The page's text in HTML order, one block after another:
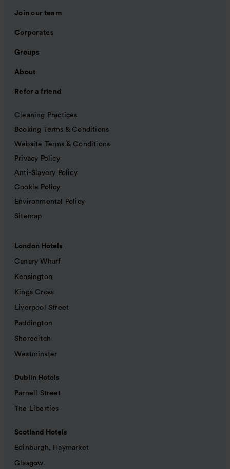
Join our team
Corporates
Groups
About
Refer a friend
Cleaning Practices
Booking Terms & Conditions
Website Terms & Conditions
Privacy Policy
Anti-Slavery Policy
Cookie Policy
Environmental Policy
Sitemap
London Hotels
Canary Wharf
Kensington
Kings Cross
Liverpool Street
Paddington
Shoreditch
Westminster
Dublin Hotels
Parnell Street
The Liberties
Scotland Hotels
Edinburgh, Haymarket
Glasgow